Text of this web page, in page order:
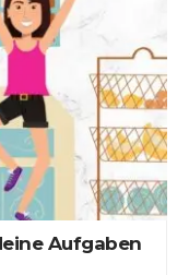
Aufgaben